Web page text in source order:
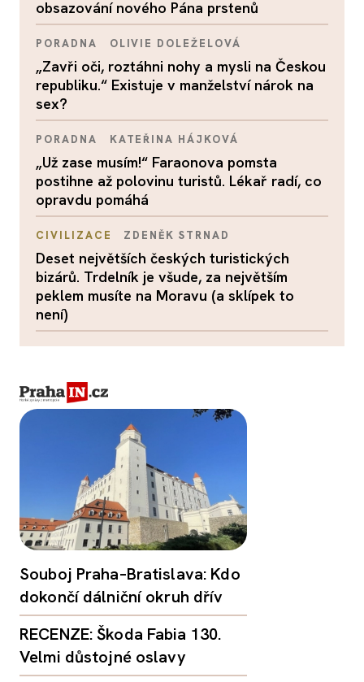
obsazování nového Pána prstenů
PORADNA OLIVIE DOLEŽELOVÁ
„Zavři oči, roztáhni nohy a mysli na Českou
republiku.“ Existuje v manželství nárok na
sex?
PORADNA KATEŘINA HÁJKOVÁ
„Už zase musím!“ Faraonova pomsta
postihne až polovinu turistů. Lékař radí, co
opravdu pomáhá
CIVILIZACE ZDENĚK STRNAD
Deset největších českých turistických
bizárů. Trdelník je všude, za největším
peklem musíte na Moravu (a sklípek to
není)
Souboj Praha–Bratislava: Kdo
dokončí dálniční okruh dřív
RECENZE: Škoda Fabia 130.
Velmi důstojné oslavy